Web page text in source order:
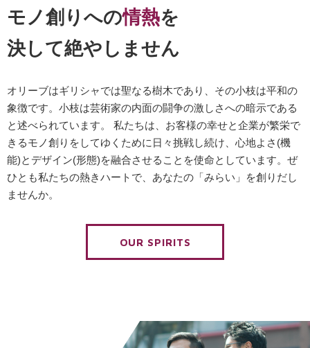
モノ創りへの情熱を
決して絶やしません
オリーブはギリシャでは聖なる樹木であり、その小枝は平和の
象徴です。小枝は芸術家の内面の闘争の激しさへの暗示である
と述べられています。 私たちは、お客様の幸せと企業が繁栄で
きるモノ創りをしてゆくために日々挑戦し続け、心地よさ(機
能)とデザイン(形態)を融合させることを使命としています。ぜ
ひとも私たちの熱きハートで、あなたの「みらい」を創りだし
ませんか。
OUR SPIRITS